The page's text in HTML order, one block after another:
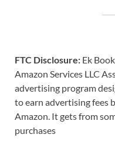
FTC Disclosure: Ek
Amazon Services LLC
advertising program
to earn advertising fees
Amazon. It gets from
purchases